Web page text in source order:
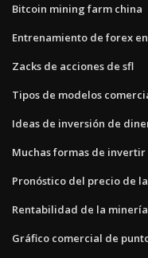
Bitcoin mining farm china
Entrenamiento de forex
Zacks de acciones de sfl
Tipos de modelos
Ideas de inversión de
Muchas formas de
Pronóstico del precio de
Rentabilidad de la
Gráfico comercial de